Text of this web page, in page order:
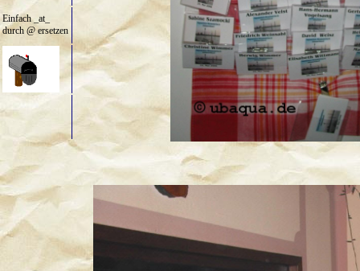
Einfach _at_
durch @ ersetzen